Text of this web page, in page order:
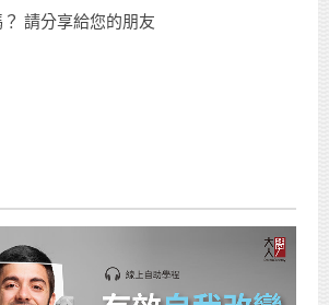
請分享給您的朋友